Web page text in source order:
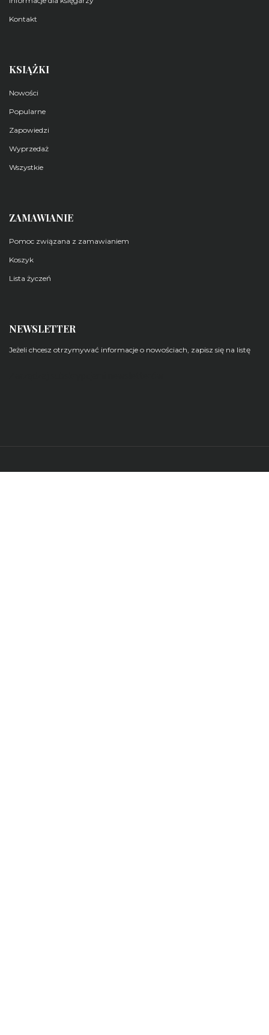
Kontakt
KSIĄŻKI
Nowości
Popularne
Zapowiedzi
Wyprzedaż
Wszystkie
ZAMAWIANIE
Pomoc związana z zamawianiem
Koszyk
Lista życzeń
NEWSLETTER
Jeżeli chcesz otrzymywać informacje o nowościach, zapisz się na listę